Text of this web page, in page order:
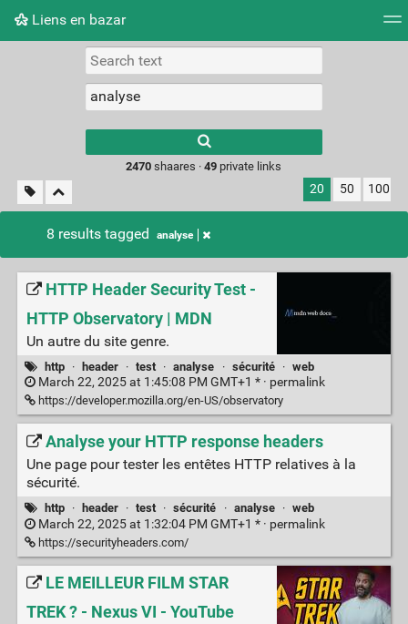
Liens en bazar
Picture wall
2470 shaares ·49 private links
20 50 100
8 results tagged analyse
HTTP Header Security Test -
HTTP Observatory | MDN
Un autre du site genre.
http · header · test · analyse · sécurité · web
March 22, 2025 at 1:45:08 PM GMT+1 * · permalink
https://developer.mozilla.org/en-US/observatory
Analyse your HTTP response headers
Une page pour tester les entêtes HTTP relatives à la
sécurité.
http · header · test · sécurité · analyse · web
March 22, 2025 at 1:32:04 PM GMT+1 * · permalink
https://securityheaders.com/
LE MEILLEUR FILM STAR
TREK ? - Nexus VI - YouTube